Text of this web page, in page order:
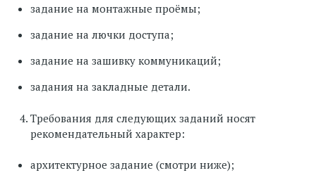
задание на монтажные проёмы;
задание на лючки доступа;
задание на зашивку коммуникаций;
задания на закладные детали.
Требования для следующих заданий носят
рекомендательный характер:
архитектурное задание (смотри ниже);